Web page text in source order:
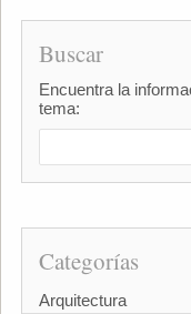
Buscar
Encuentra la
tema:
Categorías
Arquitectura